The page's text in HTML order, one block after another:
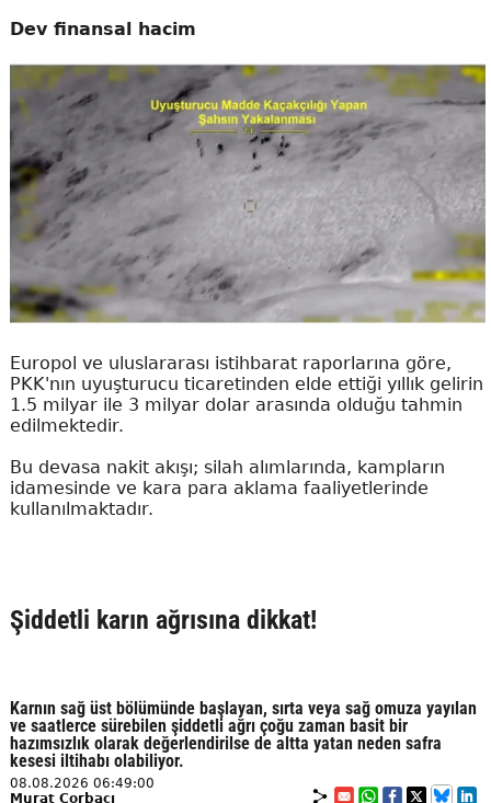
Dev finansal hacim
Europol ve uluslararası istihbarat raporlarına göre,
PKK'nın uyuşturucu ticaretinden elde ettiği yıllık gelirin
1.5 milyar ile 3 milyar dolar arasında olduğu tahmin
edilmektedir.
Bu devasa nakit akışı; silah alımlarında, kampların
idamesinde ve kara para aklama faaliyetlerinde
kullanılmaktadır.
Şiddetli karın ağrısına dikkat!
Karnın sağ üst bölümünde başlayan, sırta veya sağ omuza yayılan
ve saatlerce sürebilen şiddetli ağrı çoğu zaman basit bir
hazımsızlık olarak değerlendirilse de altta yatan neden safra
kesesi iltihabı olabiliyor.
08.08.2026 06:49:00
Murat Çorbacı